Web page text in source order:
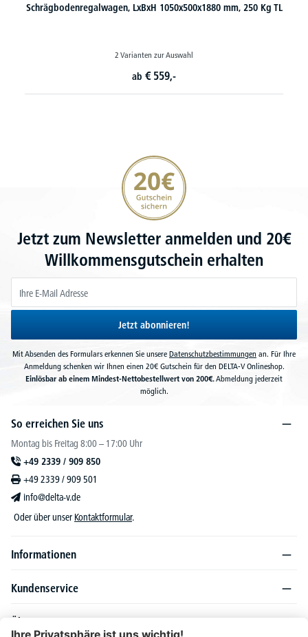
Schrägbodenregalwagen, LxBxH 1050x500x1880 mm, 250 Kg TL
2 Varianten zur Auswahl
ab € 559,-
20€ Gutschein sichern
Jetzt zum Newsletter anmelden und 20€
Willkommensgutschein erhalten
Jetzt abonnieren!
Mit Absenden des Formulars erkennen Sie unsere Datenschutzbestimmungen an. Für Ihre
Anmeldung schenken wir Ihnen einen 20€ Gutschein für den DELTA-V Onlineshop.
Einlösbar ab einem Mindest-Nettobestellwert von 200€.Abmeldung jederzeit
möglich.
So erreichen Sie uns
Montag bis Freitag 8:00 – 17:00 Uhr
+49 2339 / 909 850
+49 2339 / 909 501
info@delta-v.de
Oder über unser Kontaktformular.
Informationen
Kundenservice
Über DELTA-V